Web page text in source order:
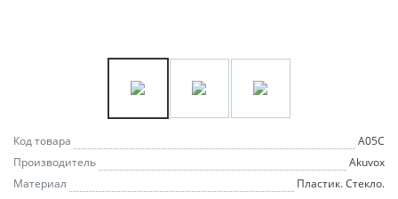
Код товара
A05C
Производитель
Akuvox
Материал
Пластик. Стекло.